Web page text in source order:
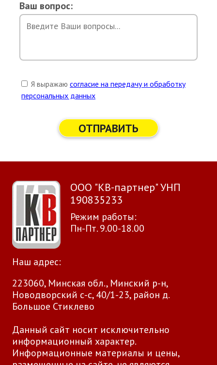
Ваш вопрос:
Я выражаю согласие на передачу и обработку
персональных данных
ОТПРАВИТЬ
ООО "КВ-партнер" УНП
190835233
Режим работы:
Пн-Пт. 9.00-18.00
Наш адрес:
223060, Минская обл., Минский р-н,
Новодворский с-с, 40/1-23, район д.
Большое Стиклево
Данный сайт носит исключительно
информационный характер.
Информационные материалы и цены,